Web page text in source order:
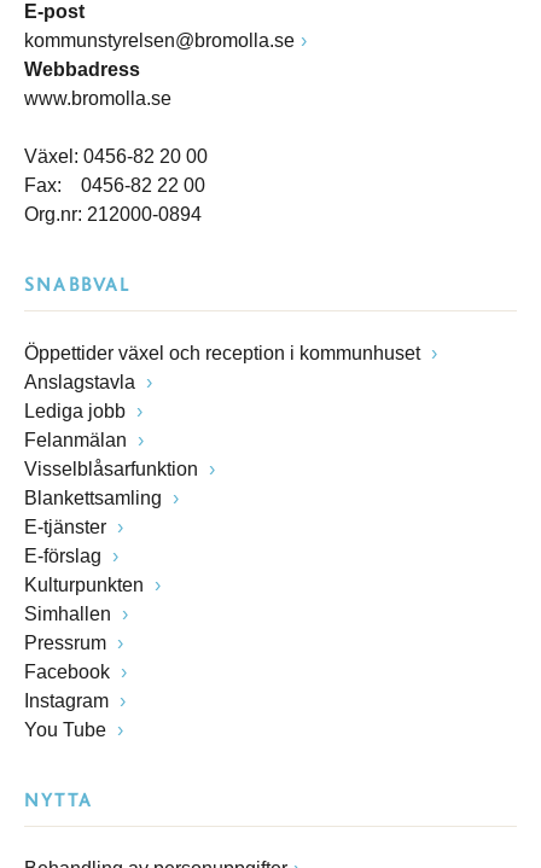
E-post
kommunstyrelsen@bromolla.se
Webbadress
www.bromolla.se
Växel: 0456-82 20 00
Fax: 0456-82 22 00
Org.nr: 212000-0894
SNABBVAL
Öppettider växel och reception i kommunhuset
Anslagstavla
Lediga jobb
Felanmälan
Visselblåsarfunktion
Blankettsamling
E-tjänster
E-förslag
Kulturpunkten
Simhallen
Pressrum
Facebook
Instagram
You Tube
NYTTA